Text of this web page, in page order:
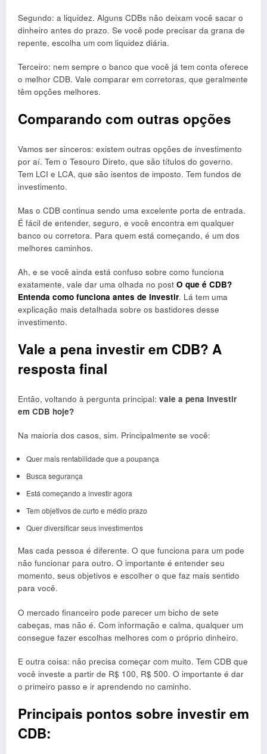
Segundo: a liquidez. Alguns CDBs não deixam você sacar o
dinheiro antes do prazo. Se você pode precisar da grana de
repente, escolha um com liquidez diária.
Terceiro: nem sempre o banco que você já tem conta oferece
o melhor CDB. Vale comparar em corretoras, que geralmente
têm opções melhores.
Comparando com outras opções
Vamos ser sinceros: existem outras opções de investimento
por aí. Tem o Tesouro Direto, que são títulos do governo.
Tem LCI e LCA, que são isentos de imposto. Tem fundos de
investimento.
Mas o CDB continua sendo uma excelente porta de entrada.
É fácil de entender, seguro, e você encontra em qualquer
banco ou corretora. Para quem está começando, é um dos
melhores caminhos.
Ah, e se você ainda está confuso sobre como funciona
exatamente, vale dar uma olhada no post O que é CDB?
Entenda como funciona antes de investir. Lá tem uma
explicação mais detalhada sobre os bastidores desse
investimento.
Vale a pena investir em CDB? A
resposta final
Então, voltando à pergunta principal: vale a pena investir
em CDB hoje?
Na maioria dos casos, sim. Principalmente se você:
Quer mais rentabilidade que a poupança
Busca segurança
Está começando a investir agora
Tem objetivos de curto e médio prazo
Quer diversificar seus investimentos
Mas cada pessoa é diferente. O que funciona para um pode
não funcionar para outro. O importante é entender seu
momento, seus objetivos e escolher o que faz mais sentido
para você.
O mercado financeiro pode parecer um bicho de sete
cabeças, mas não é. Com informação e calma, qualquer um
consegue fazer escolhas melhores com o próprio dinheiro.
E outra coisa: não precisa começar com muito. Tem CDB que
você investe a partir de R$ 100, R$ 500. O importante é dar
o primeiro passo e ir aprendendo no caminho.
Principais pontos sobre investir em
CDB: